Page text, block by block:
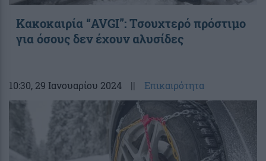
Κακοκαιρία “AVGI”: Τσουχτερό πρόστιμο
για όσους δεν έχουν αλυσίδες
10:30, 29 Ιανουαρίου 2024 || Επικαιρότητα